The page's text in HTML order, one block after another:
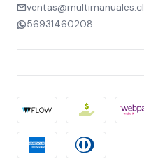
ventas@multimanuales.cl
56931460208